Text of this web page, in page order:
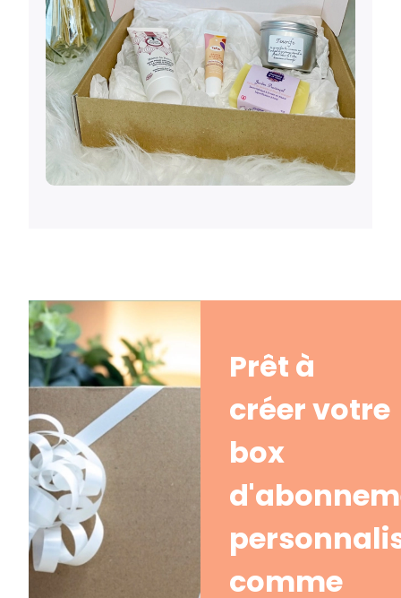
Prêt à
créer votre
box
comme